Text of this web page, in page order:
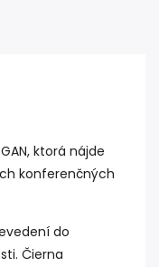
ktorá nájde
konferenčných
do
Čierna